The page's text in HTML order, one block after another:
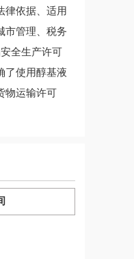
2023年3月7日
律依据、适用
市管理、税务
全生产许可
了使用醇基液
物运输许可